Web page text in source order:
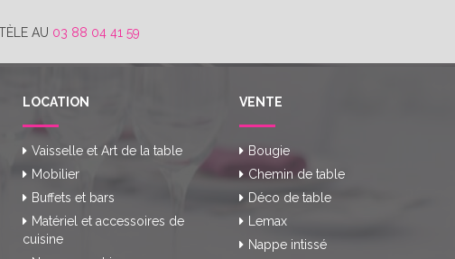
AU 03 88 04 41 59
LOCATION
Vaisselle et Art de la table
Mobilier
Buffets et bars
Matériel et accessoires de
cuisine
VENTE
Bougie
Chemin de table
Déco de table
Lemax
Nappe intissé